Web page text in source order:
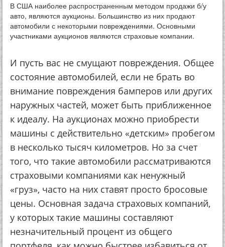
В США наиболее распространенным методом продажи б/у
авто, являются аукционы. Большинство из них продают
автомобили с некоторыми повреждениями. Основными
участниками аукционов являются страховые компании.
И пусть вас не смущают повреждения. Общее
состояние автомобилей, если не брать во
внимание повреждения бамперов или других
наружных частей, может быть приближенное
к идеалу. На аукционах можно приобрести
машины с действительно «детским» пробегом
в несколько тысяч километров. Но за счет
того, что такие автомобили рассматриваются
страховыми компаниями как ненужный
«груз», часто на них ставят просто бросовые
цены. Основная задача страховых компаний,
у которых такие машины составляют
незначительный процент из общего